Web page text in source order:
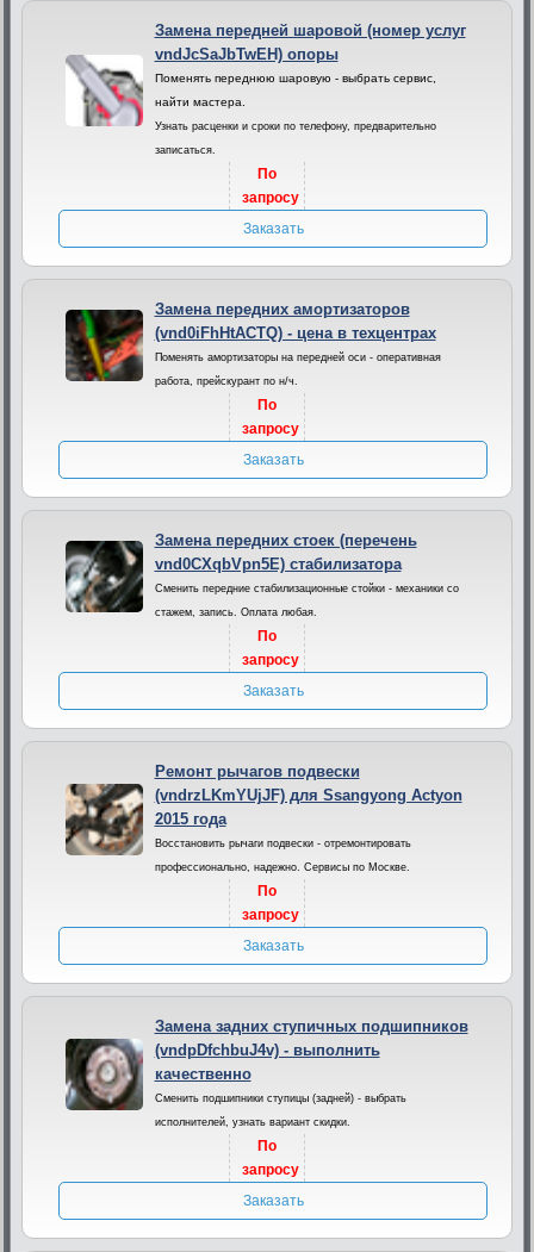
Замена передней шаровой (номер услуг
vndJcSaJbTwEH) опоры
Поменять переднюю шаровую - выбрать сервис,
найти мастера.
Узнать расценки и сроки по телефону, предварительно
записаться.
По
запросу
Заказать
Замена передних амортизаторов
(vnd0iFhHtACTQ) - цена в техцентрах
Поменять амортизаторы на передней оси - оперативная
работа, прейскурант по н/ч.
По
запросу
Заказать
Замена передних стоек (перечень
vnd0CXqbVpn5E) стабилизатора
Сменить передние стабилизационные стойки - механики со
стажем, запись. Оплата любая.
По
запросу
Заказать
Ремонт рычагов подвески
(vndrzLKmYUjJF) для Ssangyong Actyon
2015 года
Восстановить рычаги подвески - отремонтировать
профессионально, надежно. Сервисы по Москве.
По
запросу
Заказать
Замена задних ступичных подшипников
(vndpDfchbuJ4v) - выполнить
качественно
Сменить подшипники ступицы (задней) - выбрать
исполнителей, узнать вариант скидки.
По
запросу
Заказать